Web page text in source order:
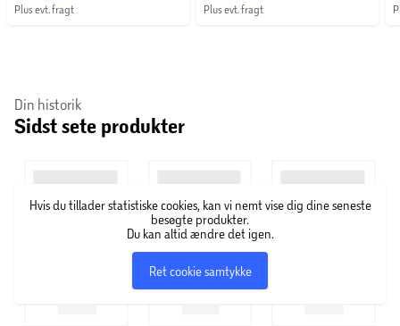
Plus evt. fragt Plus evt. fragt
Din historik
Sidst sete produkter
Hvis du tillader statistiske cookies, kan vi nemt vise dig dine seneste
besøgte produkter.
Du kan altid ændre det igen.
Ret cookie samtykke